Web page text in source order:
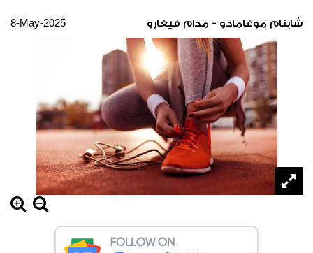
شابنام موغامادو - مدام فيغارو 8-May-2025